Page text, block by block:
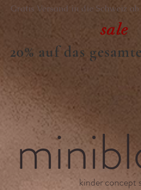
Gratis Versand in die Schweiz
sale
20% auf das
kinder concept